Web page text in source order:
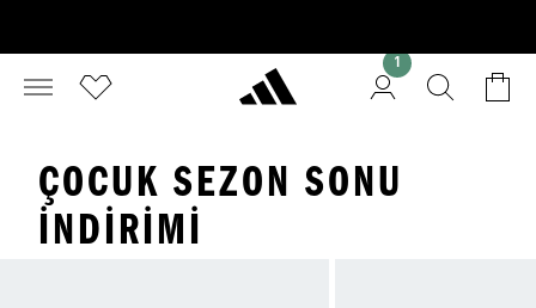
ÇOCUK SEZON SONU
İNDIRIMI